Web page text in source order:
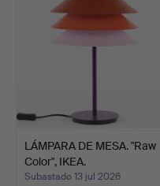
LÁMPARA DE MESA. "Raw
Color", IKEA.
Subastado 13 jul 2026